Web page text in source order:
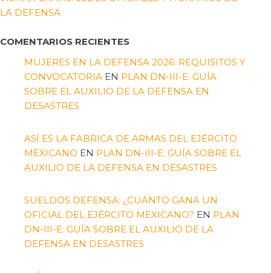
LA DEFENSA
COMENTARIOS RECIENTES
MUJERES EN LA DEFENSA 2026: REQUISITOS Y
CONVOCATORIA EN PLAN DN-III-E: GUÍA
SOBRE EL AUXILIO DE LA DEFENSA EN
DESASTRES
ASÍ ES LA FABRICA DE ARMAS DEL EJÉRCITO
MEXICANO EN PLAN DN-III-E: GUÍA SOBRE EL
AUXILIO DE LA DEFENSA EN DESASTRES
SUELDOS DEFENSA: ¿CUÁNTO GANA UN
OFICIAL DEL EJÉRCITO MEXICANO? EN PLAN
DN-III-E: GUÍA SOBRE EL AUXILIO DE LA
DEFENSA EN DESASTRES